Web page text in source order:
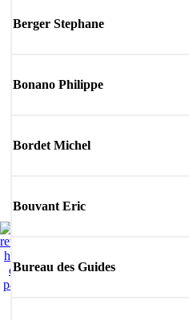
Berger Stephane
Bonano Philippe
Bordet Michel
Bouvant Eric
Bureau des Guides